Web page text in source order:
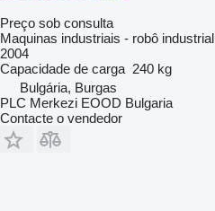
Preço sob consulta
Maquinas industriais - robô industrial
2004
Capacidade de carga 240 kg
Bulgária, Burgas
PLC Merkezi EOOD Bulgaria
Contacte o vendedor